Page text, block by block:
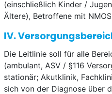
(einschließlich Kinder /
Ältere), Betroffene mit
IV.
Die Leitlinie soll für alle
(ambulant, ASV / §116
stationär; Akutklinik,
sich von der Diagnose über